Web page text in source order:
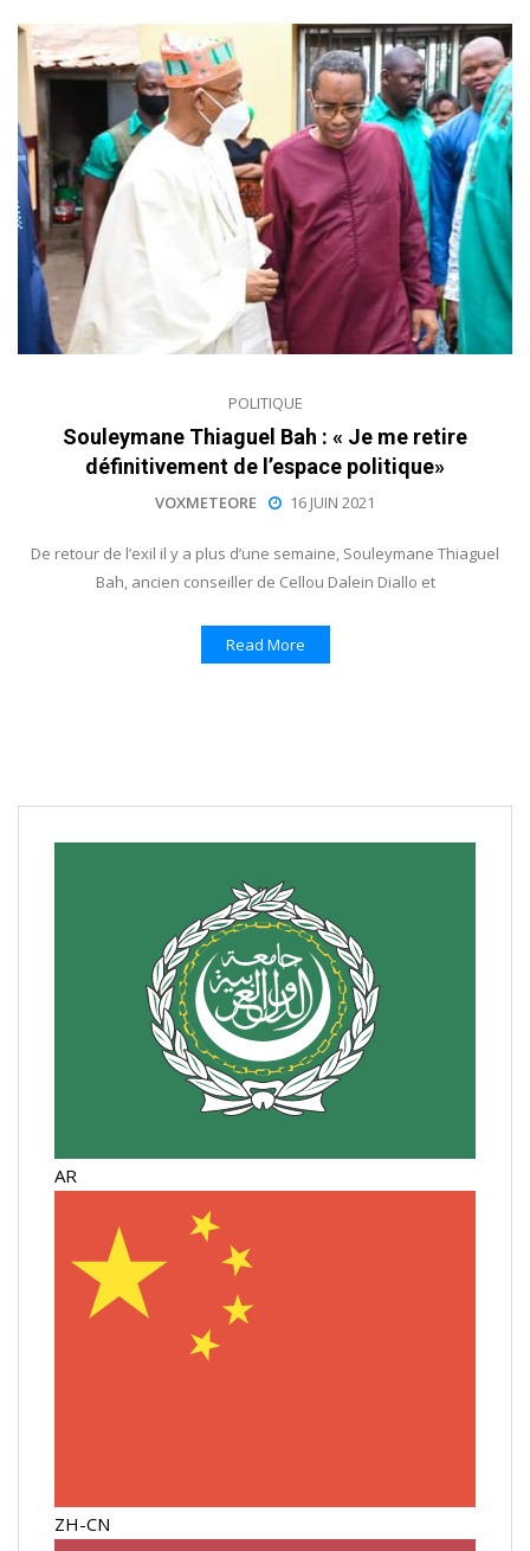
POLITIQUE
Souleymane Thiaguel Bah : « Je me retire
définitivement de l’espace politique»
VOXMETEORE 16 JUIN 2021
De retour de l’exil il y a plus d’une semaine, Souleymane Thiaguel
Bah, ancien conseiller de Cellou Dalein Diallo et
Read More
AR
ZH-CN